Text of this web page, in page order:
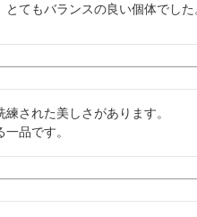
てもバランスの良い個体でし
された美しさがあります。
品です。